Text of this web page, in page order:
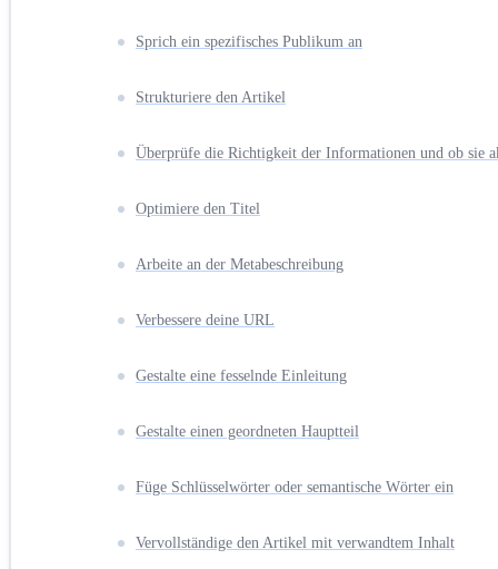
Sprich ein spezifisches Publikum an
Strukturiere den Artikel
Überprüfe die Richtigkeit der Informationen und ob sie
Optimiere den Titel
Arbeite an der Metabeschreibung
Verbessere deine URL
Gestalte eine fesselnde Einleitung
Gestalte einen geordneten Hauptteil
Füge Schlüsselwörter oder semantische Wörter ein
Vervollständige den Artikel mit verwandtem Inhalt